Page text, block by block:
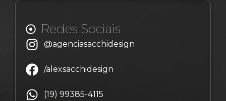
Redes Sociais
@agenciasacchidesign
/alexsacchidesign
(19) 99385-4115